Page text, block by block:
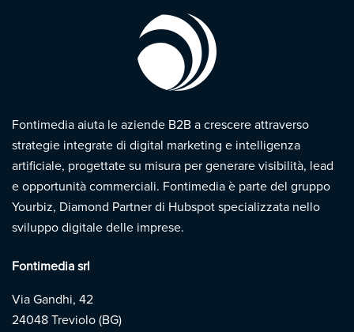
Fontimedia aiuta le aziende B2B a crescere attraverso
strategie integrate di digital marketing e intelligenza
artificiale, progettate su misura per generare visibilità, lead
e opportunità commerciali. Fontimedia è parte del gruppo
Yourbiz, Diamond Partner di Hubspot specializzata nello
sviluppo digitale delle imprese.
Fontimedia srl
Via Gandhi, 42
24048 Treviolo (BG)